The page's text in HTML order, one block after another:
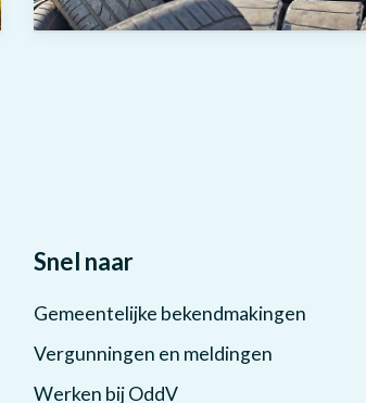
Snel naar
Gemeentelijke bekendmakingen
Vergunningen en meldingen
Werken bij OddV